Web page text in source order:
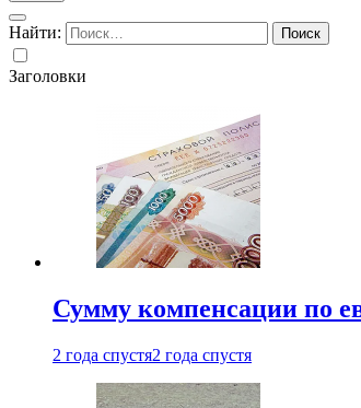
Найти:
Заголовки
Сумму компенсации по
2 года спустя2 года спустя